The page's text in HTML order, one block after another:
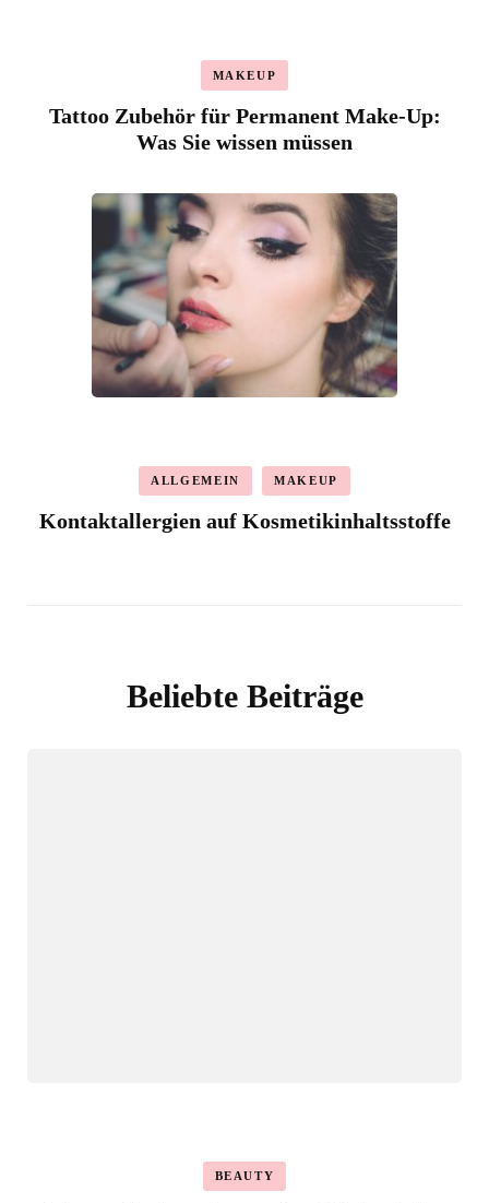
MAKEUP
Tattoo Zubehör für Permanent Make-Up:
Was Sie wissen müssen
ALLGEMEIN MAKEUP
Kontaktallergien auf Kosmetikinhaltsstoffe
Beliebte Beiträge
BEAUTY